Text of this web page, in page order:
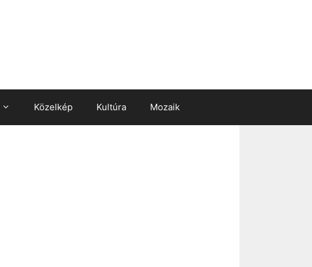
Közelkép Kultúra Mozaik